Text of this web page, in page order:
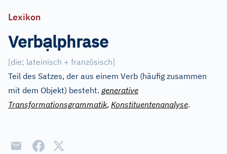
Lexikon
Verbạlphrase
[die; lateinisch + französisch]
Teil des Satzes, der aus einem Verb (häufig zusammen
mit dem Objekt) besteht. generative
Transformationsgrammatik, Konstituentenanalyse.